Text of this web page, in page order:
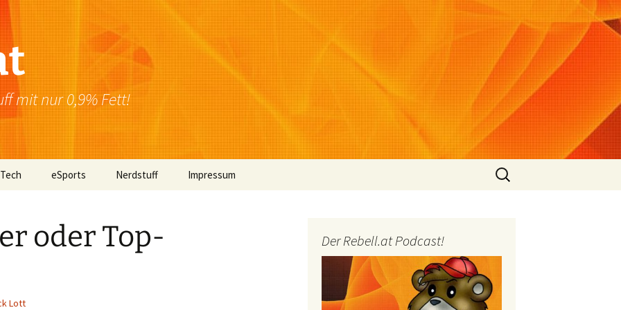
mit nur 0,9% Fett!
Mac OS
Browser
eSports Nerdstuff Impressum
Suchen
nach:
oder Top-
Lott
Der Rebell.at Podcast!